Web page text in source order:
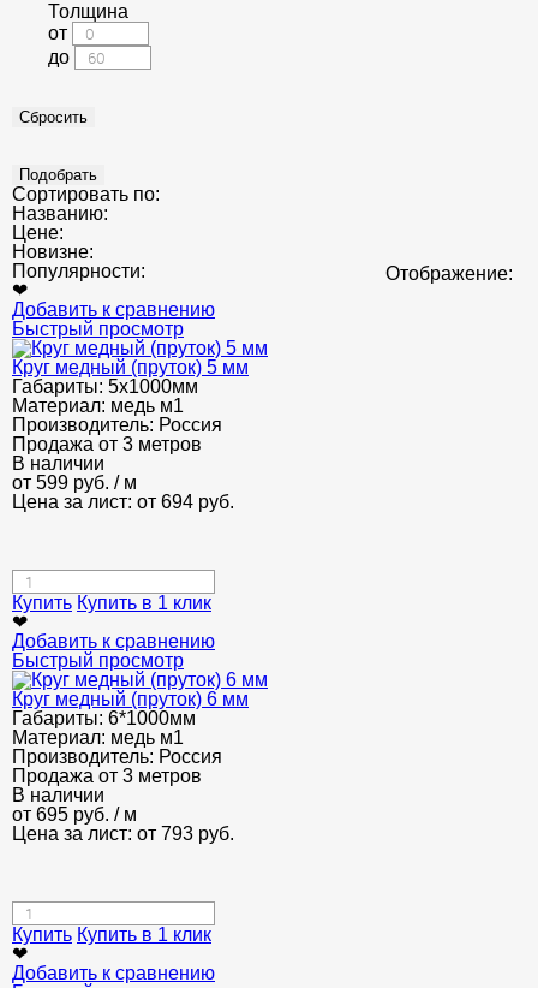
Толщина
от
до
Сортировать по:
Названию:
Цене:
Новизне:
Популярности:
Отображение:
❤
Добавить к сравнению
Быстрый просмотр
Круг медный (пруток) 5 мм
Габариты: 5x1000мм
Материал: медь м1
Производитель: Россия
Продажа от 3 метров
В наличии
от 599 руб. / м
Цена за лист: от 694 руб.
Купить Купить в 1 клик
❤
Добавить к сравнению
Быстрый просмотр
Круг медный (пруток) 6 мм
Габариты: 6*1000мм
Материал: медь м1
Производитель: Россия
Продажа от 3 метров
В наличии
от 695 руб. / м
Цена за лист: от 793 руб.
Купить Купить в 1 клик
❤
Добавить к сравнению